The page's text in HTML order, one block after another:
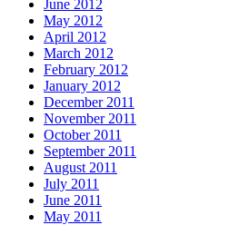
June 2012
May 2012
April 2012
March 2012
February 2012
January 2012
December 2011
November 2011
October 2011
September 2011
August 2011
July 2011
June 2011
May 2011